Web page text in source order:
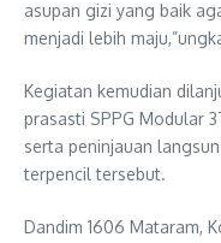
asupan gizi yang baik
menjadi lebih
Kegiatan kemudian
prasasti SPPG Modular
serta peninjauan
terpencil tersebut.
Dandim 1606 Mataram,